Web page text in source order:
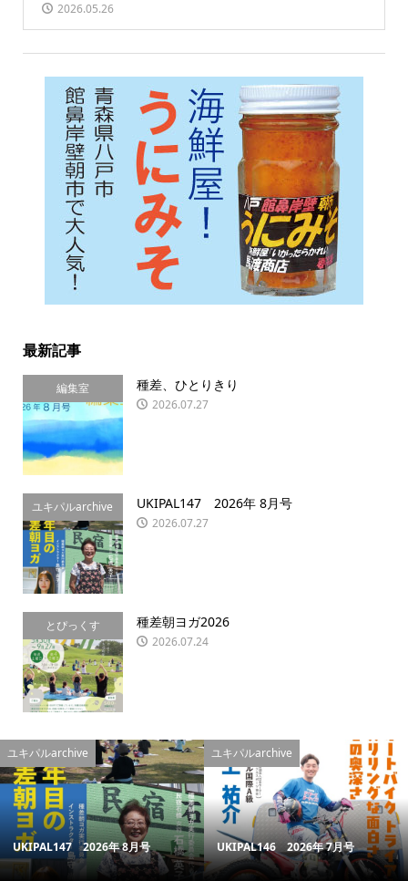
2026.05.26
最新記事
編集室 種差、ひとりきり
2026.07.27
ユキパルarchive UKIPAL147 2026年 8月号
2026.07.27
とぴっくす 種差朝ヨガ2026
2026.07.24
ユキパルarchive
UKIPAL147 2026年 8月号
ユキパルarchive
UKIPAL146 2026年 7月号